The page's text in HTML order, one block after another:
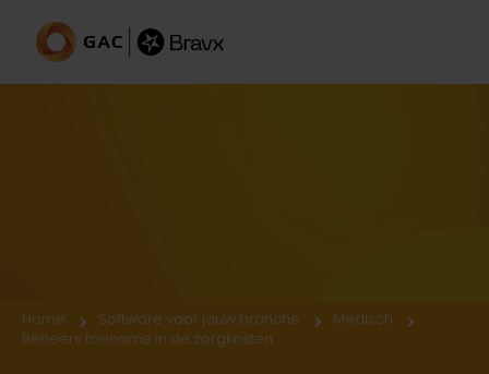
Home Software voor jouw branche
Medisch
Beheers toename in de zorgkosten